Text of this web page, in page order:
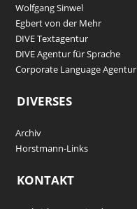
Wolfgang Sinwel
Egbert von der Mehr
DIVE Textagentur
DIVE Agentur für Sprache
Corporate Language Agentur
DIVERSES
Archiv
Horstmann-Links
KONTAKT